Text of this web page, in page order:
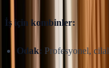
İş için kombinler:
Odak: Profesyonel,